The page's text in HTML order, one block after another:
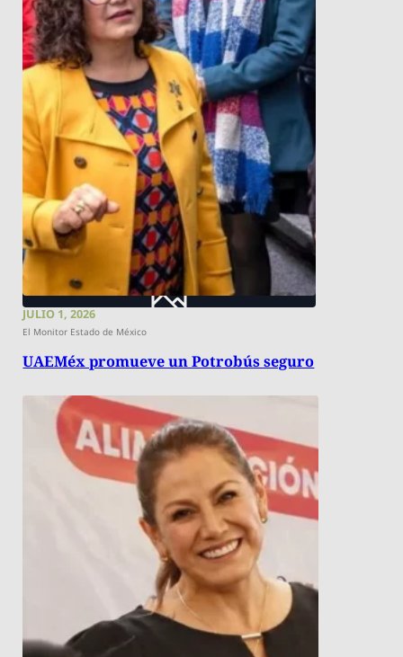
JULIO 1, 2026
El Monitor Estado de México
UAEMéx promueve un Potrobús seguro